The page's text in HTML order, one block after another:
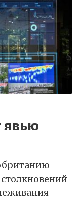
явью